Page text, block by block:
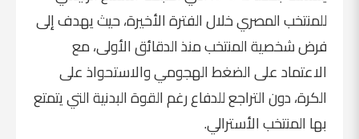
للمنتخب المصري خلال الفترة الأخيرة، حيث يهدف إلى
فرض شخصية المنتخب منذ الدقائق الأولى، مع
الاعتماد على الضغط الهجومي والاستحواذ على
الكرة، دون التراجع للدفاع رغم القوة البدنية التي يتمتع
بها المنتخب الأسترالي.